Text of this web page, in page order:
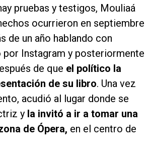
pruebas y testigos, Mouliaá
ocurrieron en septiembre
de un año hablando con
por Instagram y posteriormente
de que el político la
de su libro. Una vez
acudió al lugar donde se
y la invitó a ir a tomar una
de Ópera, en el centro de